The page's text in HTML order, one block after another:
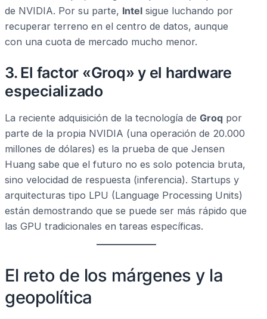
de NVIDIA. Por su parte, Intel sigue luchando por
recuperar terreno en el centro de datos, aunque
con una cuota de mercado mucho menor.
3. El factor «Groq» y el hardware
especializado
La reciente adquisición de la tecnología de Groq por
parte de la propia NVIDIA (una operación de 20.000
millones de dólares) es la prueba de que Jensen
Huang sabe que el futuro no es solo potencia bruta,
sino velocidad de respuesta (inferencia). Startups y
arquitecturas tipo LPU (Language Processing Units)
están demostrando que se puede ser más rápido que
las GPU tradicionales en tareas específicas.
El reto de los márgenes y la
geopolítica